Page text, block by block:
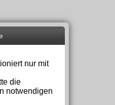
nur mit
die
notwendigen